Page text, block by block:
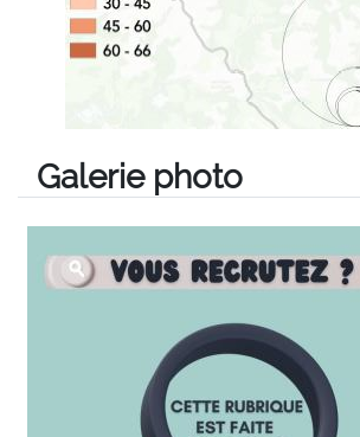
Galerie photo